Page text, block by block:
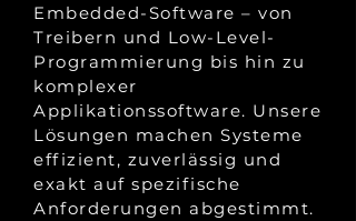
Embedded-Software – von
Treibern und Low-Level-
Programmierung bis hin zu
komplexer
Applikationssoftware. Unsere
Lösungen machen Systeme
effizient, zuverlässig und
exakt auf spezifische
Anforderungen abgestimmt.